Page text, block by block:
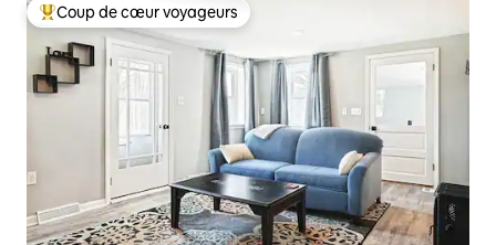
Coups de cœur voyageurs les plus appréciés
Coup de cœur voyageurs